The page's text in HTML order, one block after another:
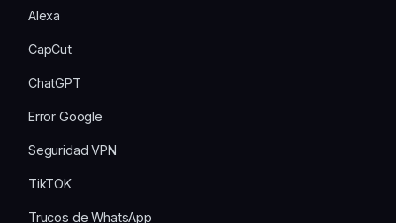
Alexa
CapCut
ChatGPT
Error Google
Seguridad VPN
TikTOK
Trucos de WhatsApp